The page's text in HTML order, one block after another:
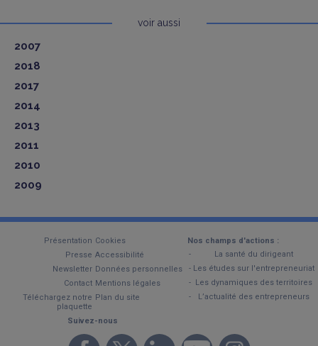
voir aussi
2007
2018
2017
2014
2013
2011
2010
2009
Présentation
Presse
Newsletter
Contact
Téléchargez notre
plaquette
Cookies
Accessibilité
Données personnelles
Mentions légales
Plan du site
Nos champs d'actions :
La santé du dirigeant
Les études sur l'entrepreneuriat
Les dynamiques des territoires
L’actualité des entrepreneurs
Suivez-nous